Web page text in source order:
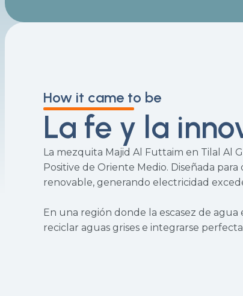
How it came to be
La fe y la
La mezquita Majid Al Futtaim en Tilal Al
Positive de Oriente Medio. Diseñada
renovable, generando electricidad
En una región donde la escasez de
reciclar aguas grises e integrarse